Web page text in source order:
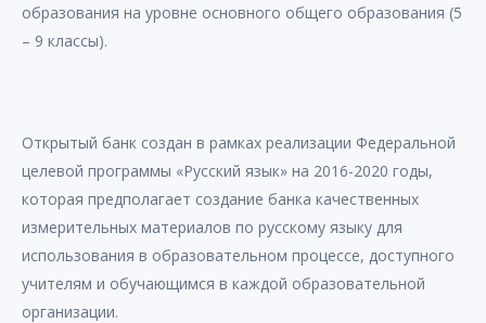
образования на уровне основного общего образования (5
– 9 классы).
Открытый банк создан в рамках реализации Федеральной
целевой программы «Русский язык» на 2016-2020 годы,
которая предполагает создание банка качественных
измерительных материалов по русскому языку для
использования в образовательном процессе, доступного
учителям и обучающимся в каждой образовательной
организации.